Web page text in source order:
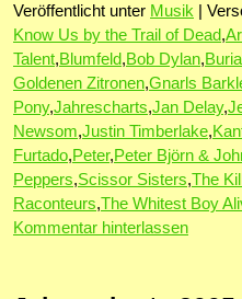
Veröffentlicht unter Musik
Know Us by the Trail of Dead,
Talent,Blumfeld,Bob Dylan,Burial
Goldenen Zitronen,Gnarls
Pony,Jahrescharts,Jan Delay,
Newsom,Justin Timberlake,
Furtado,Peter,Peter Björn &
Peppers,Scissor Sisters,The
Raconteurs,The Whitest Boy
Kommentar hinterlassen